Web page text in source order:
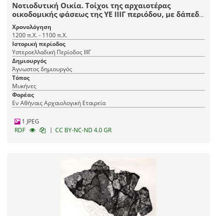
Νοτιοδυτική Οικία. Τοίχοι της αρχαιοτέρας
οικοδομικής φάσεως της ΥΕ ΙΙΙΓ περιόδου, με δάπεδο
δωματίου (βγ) αριστερά και θεμέλιο και
πυρακτωθέν τμήμα πλινθοδομής της Οικίας
Τσούντα, επάνω από την οποία απαντά εστία της
δεύτερης οικοδομικής φάσης, δεξιά.
Χρονολόγηση
1200 π.Χ. - 1100 π.Χ.
Ιστορική περίοδος
Υστεροελλαδική Περίοδος ΙΙΙΓ
Δημιουργός
Άγνωστος δημιουργός
Τόπος
Μυκήνες
Φορέας
Εν Αθήναις Αρχαιολογική Εταιρεία
1 JPEG
RDF
| CC BY-NC-ND 4.0 GR